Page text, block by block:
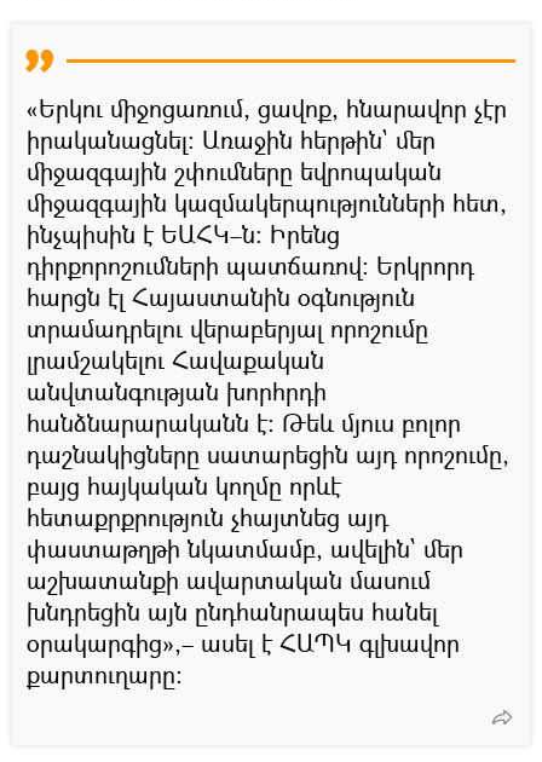
«Երկու միջոցառում, ցավոք, հնարավոր չէր
իրականացնել։ Առաջին հերթին` մեր
միջազգային շփումները եվրոպական
միջազգային կազմակերպությունների հետ,
ինչպիսին է ԵԱՀԿ–ն։ Իրենց
դիրքորոշումների պատճառով։ Երկրորդ
հարցն էլ Հայաստանին օգնություն
տրամադրելու վերաբերյալ որոշումը
լրամշակելու Հավաքական
անվտանգության խորհրդի
հանձնարարականն է։ Թեև մյուս բոլոր
դաշնակիցները սատարեցին այդ որոշումը,
բայց հայկական կողմը որևէ
հետաքրքրություն չհայտնեց այդ
փաստաթղթի նկատմամբ, ավելին` մեր
աշխատանքի ավարտական մասում
խնդրեցին այն ընդհանրապես հանել
օրակարգից»,– ասել է ՀԱՊԿ գլխավոր
քարտուղարը։